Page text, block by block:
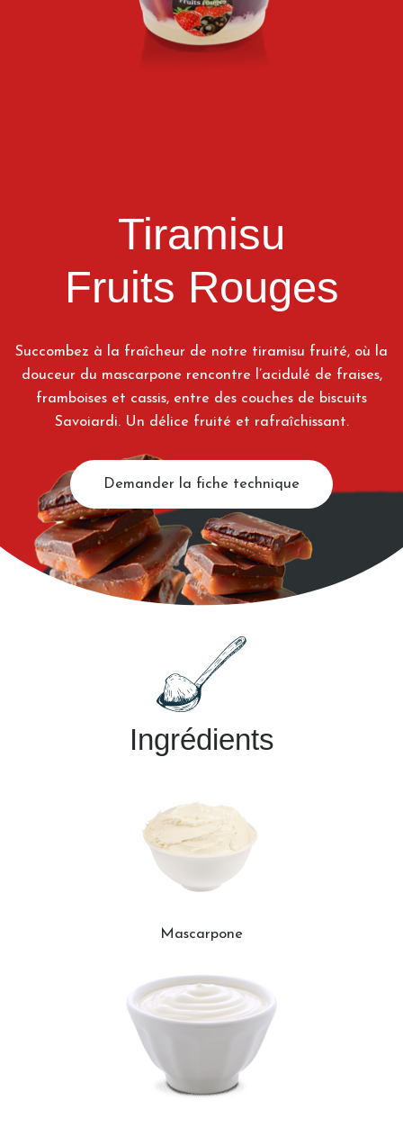
Tiramisu
Fruits Rouges
Succombez à la fraîcheur de notre tiramisu fruité, où la
douceur du mascarpone rencontre l’acidulé de fraises,
framboises et cassis, entre des couches de biscuits
Savoiardi. Un délice fruité et rafraîchissant.
Demander la fiche technique
Ingrédients
Mascarpone